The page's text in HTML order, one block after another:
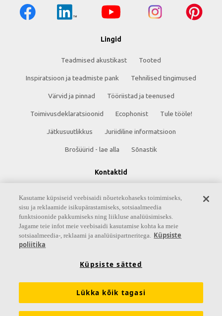
Lingid
Teadmised akustikast Tooted
Inspiratsioon ja teadmiste pank Tehnilised tingimused
Värvid ja pinnad Tööriistad ja teenused
Toimivusdeklaratsioonid Ecophonist Tule tööle!
Jätkusuutlikkus Juriidiline informatsioon
Brošüürid - lae alla Sõnastik
Kontaktid
Peterburi tee 75
13816 Tallinn
Telefon +372 620 9559
Kasutame küpsiseid veebisaidi nõuetekohaseks toimimiseks,
sisu ja reklaamide isikupärastamiseks, sotsiaalmeedia
funktsioonide pakkumiseks ning liikluse analüüsimiseks.
Jagame teie infot meie veebisaidi kasutamise kohta ka meie
sotsiaalmeedia-, reklaami ja analüüsipartneritega. Küpsiste
poliitika
Küpsiste sätted
Lükka kõik tagasi